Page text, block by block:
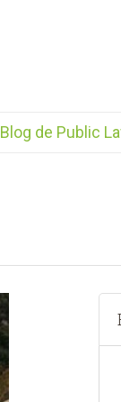
Blog de Public